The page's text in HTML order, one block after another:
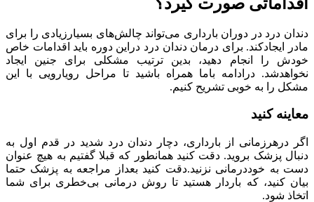
دندان درد در دوران بارداری می‌تواند چالش‌های بسیارزیادی را برای
مادر ایجادکند. برای درمان دندان درد دراین دوره باید اقدامات خاص
خودش را انجام دهید، بدین ترتیب مشکلی برای جنین ایجاد
نخواهدشد. درادامه باما همراه باشید تا مراحل رویارویی با این
مشکل را به خوبی تشریح کنیم.
معاینه کنید
اگر درهرزمانی از بارداری، دچار دندان درد شدید در قدم اول به
دنبال پزشک بروید. دقت کنید همانطور که قبلا گفتیم به هیچ عنوان
دست به خوددرمانی نزنید.دقت کنید بعداز مراجعه به پزشک حتما
بیان کنید، که باردار هستید تا روش درمانی بی‌خطری برای شما
اتخاذ شود.